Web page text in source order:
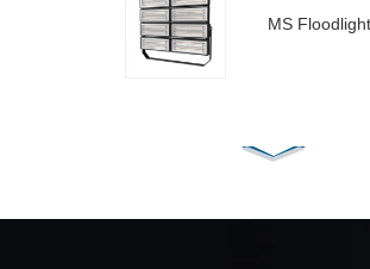
MS Floodlight